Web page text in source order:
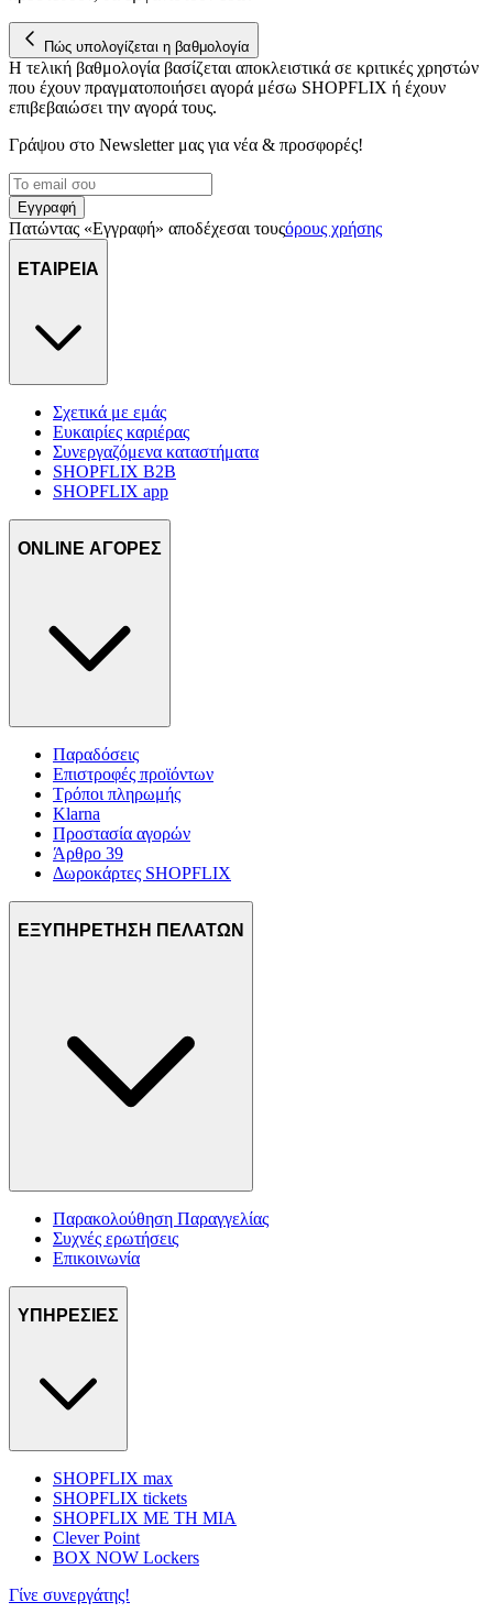
διαφημίσεων και περιεχομένου, τις μετρήσεις σχετικά με
διαφημίσεις και περιεχόμενο, την καλύτερη εικόνα του κοινού
μας και την ανάπτυξη προϊόντων. Επίσης, κοινοποιούμε
πληροφορίες σχετικά με την από μέρους σας χρήση της
τοποθεσίας μας στους συνεργάτες μέσων κοινωνικής
δικτύωσης, διαφημίσεων και ανάλυσης.
Πώς υπολογίζεται η βαθμολογία
Η τελική βαθμολογία βασίζεται αποκλειστικά σε κριτικές χρηστών
που έχουν πραγματοποιήσει αγορά μέσω SHOPFLIX ή έχουν
επιβεβαιώσει την αγορά τους.
Γράψου στο Νewsletter μας για νέα & προσφορές!
Εγγραφή
Πατώντας «Εγγραφή» αποδέχεσαι τουςόρους χρήσης
ΕΤΑΙΡΕΙΑ
Σχετικά με εμάς
Ευκαιρίες καριέρας
Συνεργαζόμενα καταστήματα
SHOPFLIX B2B
SHOPFLIX app
ONLINE ΑΓΟΡΕΣ
Παραδόσεις
Επιστροφές προϊόντων
Τρόποι πληρωμής
Klarna
Προστασία αγορών
Άρθρο 39
Δωροκάρτες SHOPFLIX
ΕΞΥΠΗΡΕΤΗΣΗ ΠΕΛΑΤΩΝ
Παρακολούθηση Παραγγελίας
Συχνές ερωτήσεις
Επικοινωνία
ΥΠΗΡΕΣΙΕΣ
SHOPFLIX max
SHOPFLIX tickets
SHOPFLIX ΜΕ ΤΗ ΜΙΑ
Clever Point
BOX NOW Lockers
Γίνε συνεργάτης!